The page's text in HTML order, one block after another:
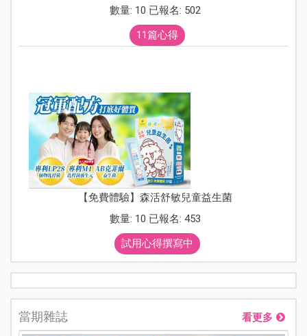
數量: 10 已報名: 502
11篇心得
【免費體驗】森活舒敏兒童益生菌
數量: 10 已報名: 453
試用心得撰寫中
當期雜誌 看更多